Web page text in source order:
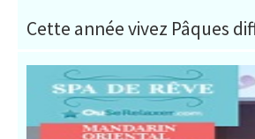
Cette année vivez Pâques